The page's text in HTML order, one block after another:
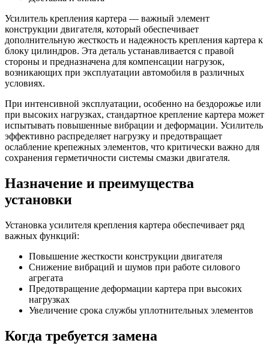
ГАЗ
ориг.
Усилитель крепления картера — важный элемент
конструкции двигателя, который обеспечивает
дополнительную жесткость и надежность крепления картера к
блоку цилиндров. Эта деталь устанавливается с правой
стороны и предназначена для компенсации нагрузок,
возникающих при эксплуатации автомобиля в различных
условиях.
При интенсивной эксплуатации, особенно на бездорожье или
при высоких нагрузках, стандартное крепление картера может
испытывать повышенные вибрации и деформации. Усилитель
эффективно распределяет нагрузку и предотвращает
ослабление крепежных элементов, что критически важно для
сохранения герметичности системы смазки двигателя.
Назначение и преимущества
установки
Установка усилителя крепления картера обеспечивает ряд
важных функций:
Повышение жесткости конструкции двигателя
Снижение вибраций и шумов при работе силового
агрегата
Предотвращение деформации картера при высоких
нагрузках
Увеличение срока службы уплотнительных элементов
Когда требуется замена